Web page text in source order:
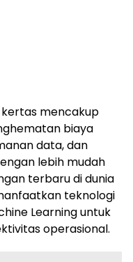
kertas mencakup
biaya
data, dan
lebih mudah
terbaru di dunia
teknologi
Learning untuk
operasional.